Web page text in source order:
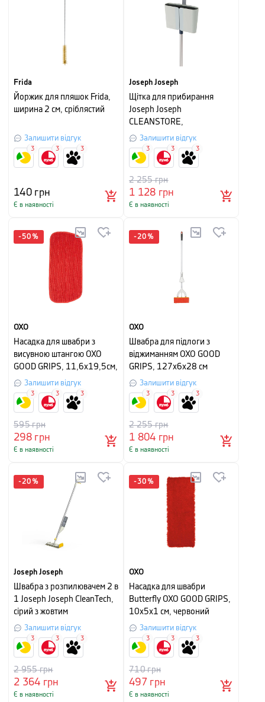
Frida
Йоржик для пляшок Frida,
ширина 2 см, сріблястий
Залишити відгук
140грн
Є в наявності
3 3 3
Joseph Joseph
Щітка для прибирання
Joseph Joseph
CLEANSTORE,
93,6x25,6x7,8 см, синій
Залишити відгук
1 128 грн
2 255грн
Є в наявності
3 3 3
-50 %
OXO
Насадка для швабри з
висувною штангою OXO
GOOD GRIPS, 11,6х19,5см,
червоний
Залишити відгук
298грн
595грн
Є в наявності
3 3 3
-20 %
OXO
Швабра для підлоги з
віджиманням OXO GOOD
GRIPS, 127х6х28 см
Залишити відгук
1 804 грн
2 255грн
Є в наявності
3 3 3
-20 %
Joseph Joseph
Швабра з розпилювачем 2 в
1 Joseph Joseph CleanTech,
сірий з жовтим
Залишити відгук
2 364 грн
2 955грн
Є в наявності
3 3 3
-30 %
OXO
Насадка для швабри
Butterfly OXO GOOD GRIPS,
10х5х1 см, червоний
Залишити відгук
497 грн
710грн
Є в наявності
3 3 3